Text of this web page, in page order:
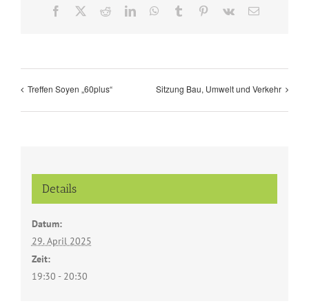
Facebook RedditLinkedInWhatsApp
Tumblr Pinterest
Vk
E-
Treffen Soyen „60plus“ Sitzung Bau, Umwelt und Verkehr
Details
Datum:
29. April 2025
Zeit:
19:30 - 20:30